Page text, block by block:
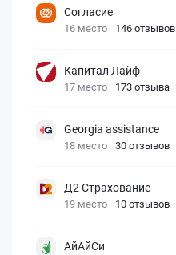
Согласие
16 место 146 отзывов
Капитал Лайф
17 место 173 отзыва
Georgia assistance
18 место 30 отзывов
Д2 Страхование
19 место 10 отзывов
АйАйСи